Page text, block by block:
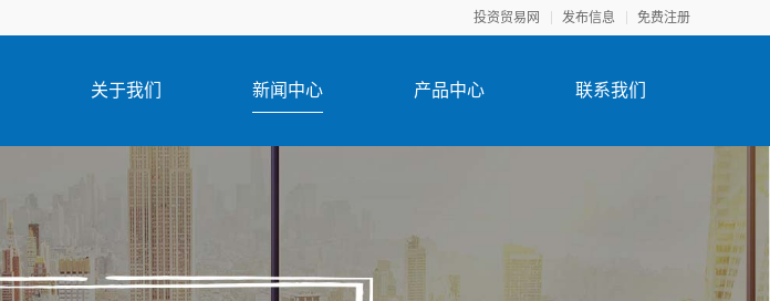
投资贸易网 发布信息 免费注册
关于我们 新闻中心 产品中心 联系我们